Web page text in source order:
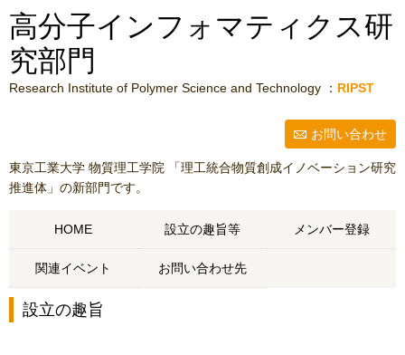
高分子インフォマティクス研
究部門
Research Institute of Polymer Science and Technology ： RIPST
お問い合わせ
東京工業大学 物質理工学院 「理工統合物質創成イノベーション研究
推進体」の新部門です。
HOME 設立の趣旨等 メンバー登録
関連イベント お問い合わせ先
設立の趣旨